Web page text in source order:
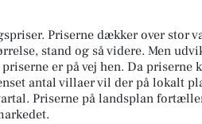
Priserne dækker over stor
stand og så videre. Men
er på vej hen. Da priserne
antal villaer vil der på lokalt
Priserne på landsplan